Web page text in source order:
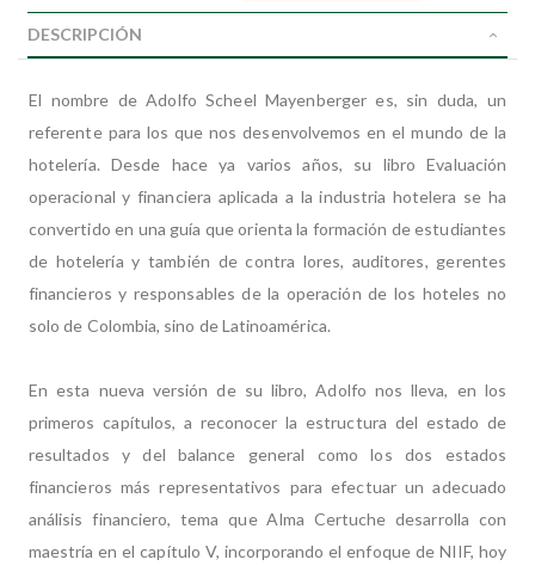
DESCRIPCIÓN
El nombre de Adolfo Scheel Mayenberger es, sin duda, un
referente para los que nos desenvolvemos en el mundo de la
hotelería. Desde hace ya varios años, su libro Evaluación
operacional y financiera aplicada a la industria hotelera se ha
convertido en una guía que orienta la formación de estudiantes
de hotelería y también de contra lores, auditores, gerentes
financieros y responsables de la operación de los hoteles no
solo de Colombia, sino de Latinoamérica.
En esta nueva versión de su libro, Adolfo nos lleva, en los
primeros capítulos, a reconocer la estructura del estado de
resultados y del balance general como los dos estados
financieros más representativos para efectuar un adecuado
análisis financiero, tema que Alma Certuche desarrolla con
maestría en el capítulo V, incorporando el enfoque de NIIF, hoy